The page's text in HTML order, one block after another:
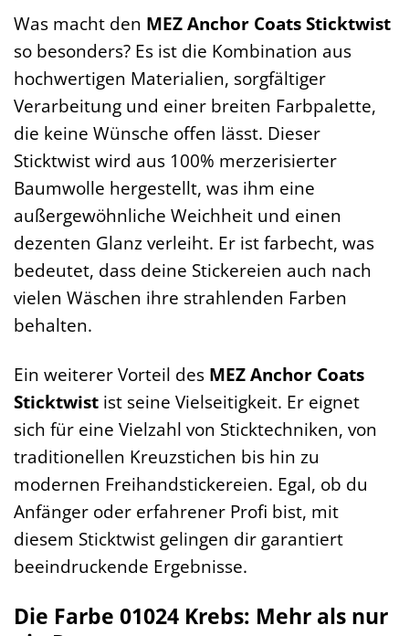
Was macht den MEZ Anchor Coats Sticktwist
so besonders? Es ist die Kombination aus
hochwertigen Materialien, sorgfältiger
Verarbeitung und einer breiten Farbpalette,
die keine Wünsche offen lässt. Dieser
Sticktwist wird aus 100% merzerisierter
Baumwolle hergestellt, was ihm eine
außergewöhnliche Weichheit und einen
dezenten Glanz verleiht. Er ist farbecht, was
bedeutet, dass deine Stickereien auch nach
vielen Wäschen ihre strahlenden Farben
behalten.
Ein weiterer Vorteil des MEZ Anchor Coats
Sticktwist ist seine Vielseitigkeit. Er eignet
sich für eine Vielzahl von Sticktechniken, von
traditionellen Kreuzstichen bis hin zu
modernen Freihandstickereien. Egal, ob du
Anfänger oder erfahrener Profi bist, mit
diesem Sticktwist gelingen dir garantiert
beeindruckende Ergebnisse.
Die Farbe 01024 Krebs: Mehr als nur